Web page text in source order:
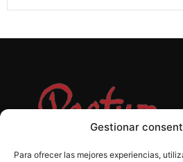
Gestionar
Para ofrecer las mejores experiencias,